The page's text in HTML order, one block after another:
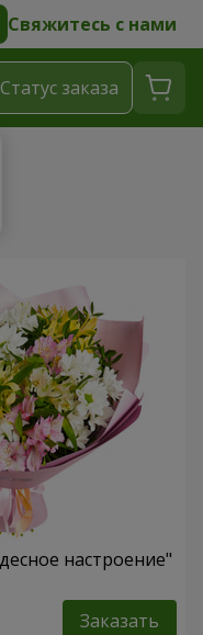
Свяжитесь с нами
Cтатус заказа
настроение"
Заказать